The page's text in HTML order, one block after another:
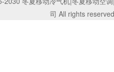
司 All rights